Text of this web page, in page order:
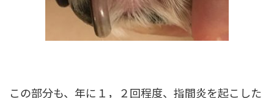
この部分も、年に１，２回程度、指間炎を起こした